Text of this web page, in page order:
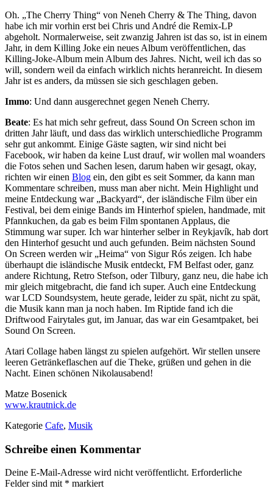
Oh. „The Cherry Thing“ von Neneh Cherry & The Thing, davon
habe ich mir vorhin erst bei Chris und André die Remix-LP
abgeholt. Normalerweise, seit zwanzig Jahren ist das so, ist in einem
Jahr, in dem Killing Joke ein neues Album veröffentlichen, das
Killing-Joke-Album mein Album des Jahres. Nicht, weil ich das so
will, sondern weil da einfach wirklich nichts heranreicht. In diesem
Jahr ist es anders, da müssen sie sich geschlagen geben.
Immo: Und dann ausgerechnet gegen Neneh Cherry.
Beate: Es hat mich sehr gefreut, dass Sound On Screen schon im
dritten Jahr läuft, und dass das wirklich unterschiedliche Programm
sehr gut ankommt. Einige Gäste sagten, wir sind nicht bei
Facebook, wir haben da keine Lust drauf, wir wollen mal woanders
die Fotos sehen und Sachen lesen, darum haben wir gesagt, okay,
richten wir einen Blog ein, den gibt es seit Sommer, da kann man
Kommentare schreiben, muss man aber nicht. Mein Highlight und
meine Entdeckung war „Backyard“, der isländische Film über ein
Festival, bei dem einige Bands im Hinterhof spielen, handmade, mit
Pfannkuchen, da gab es beim Film spontanen Applaus, die
Stimmung war super. Ich war hinterher selber in Reykjavík, hab dort
den Hinterhof gesucht und auch gefunden. Beim nächsten Sound
On Screen werden wir „Heima“ von Sigur Rós zeigen. Ich habe
überhaupt die isländische Musik entdeckt, FM Belfast oder, ganz
andere Richtung, Retro Stefson, oder Tilbury, ganz neu, die habe ich
mir gleich mitgebracht, die fand ich super. Auch eine Entdeckung
war LCD Soundsystem, heute gerade, leider zu spät, nicht zu spät,
die Musik kann man ja noch haben. Im Riptide fand ich die
Driftwood Fairytales gut, im Januar, das war ein Gesamtpaket, bei
Sound On Screen.
Atari Collage haben längst zu spielen aufgehört. Wir stellen unsere
leeren Getränkeflaschen auf die Theke, grüßen und gehen in die
Nacht. Einen schönen Nikolausabend!
Matze Bosenick
www.krautnick.de
Kategorie Cafe, Musik
Schreibe einen Kommentar
Deine E-Mail-Adresse wird nicht veröffentlicht. Erforderliche
Felder sind mit * markiert